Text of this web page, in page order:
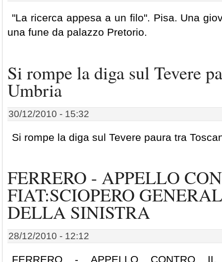
"La ricerca appesa a un filo". Pisa. Una
una fune da palazzo Pretorio.
Si rompe la diga sul Tevere
Umbria
30/12/2010 - 15:32
Si rompe la diga sul Tevere paura tra
FERRERO - APPELLO
FIAT:SCIOPERO
DELLA SINISTRA
28/12/2010 - 12:12
FERRERO - APPELLO CONTRO IL